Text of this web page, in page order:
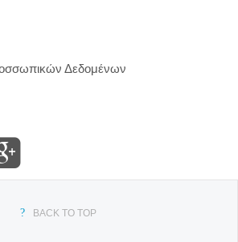
Δεδομένων
BACK TO TOP